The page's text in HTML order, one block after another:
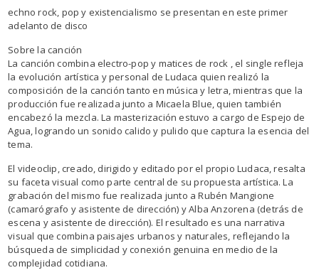
echno rock, pop y existencialismo se presentan en este primer
adelanto de disco
Sobre la canción
La canción combina electro-pop y matices de rock , el single refleja
la evolución artística y personal de Ludaca quien realizó la
composición de la canción tanto en música y letra, mientras que la
producción fue realizada junto a Micaela Blue, quien también
encabezó la mezcla. La masterización estuvo a cargo de Espejo de
Agua, logrando un sonido calido y pulido que captura la esencia del
tema.
El videoclip, creado, dirigido y editado por el propio Ludaca, resalta
su faceta visual como parte central de su propuesta artística. La
grabación del mismo fue realizada junto a Rubén Mangione
(camarógrafo y asistente de dirección) y Alba Anzorena (detrás de
escena y asistente de dirección). El resultado es una narrativa
visual que combina paisajes urbanos y naturales, reflejando la
búsqueda de simplicidad y conexión genuina en medio de la
complejidad cotidiana.